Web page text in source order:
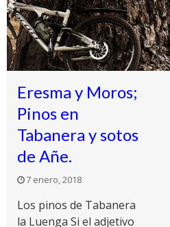
Eresma y Moros;
Pinos en
Tabanera y sotos
de Añe.
7 enero, 2018
Los pinos de Tabanera
la Luenga Si el adjetivo